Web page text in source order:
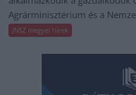
Agrárminisztérium és a
JNSZ megyei hírek